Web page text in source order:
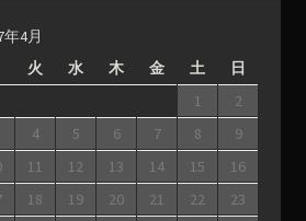
年4月
火 水 木 金 土 日
1
2
4 5 6 7 8
9
11 12 13 14 15
16
18 19 20 21 22
23